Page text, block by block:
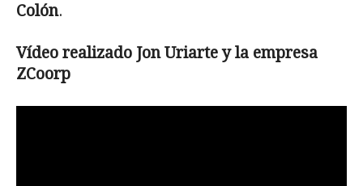
Colón.
Vídeo realizado Jon Uriarte y la empresa
ZCoorp